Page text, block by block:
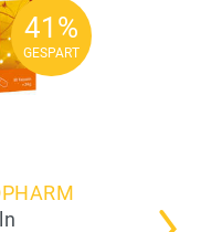
41%
GESPART
41%
GESPART